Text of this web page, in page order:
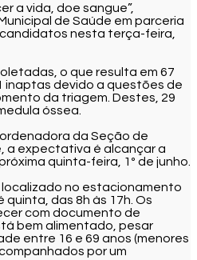
a vida, doe sangue”,
de Saúde em parceria
nesta terça-feira,
o que resulta em 67
inaptas devido a questões de
da triagem. Destes, 29
óssea.
da Seção de
a expectativa é alcançar a
quinta-feira, 1º de junho.
no estacionamento
das 8h às 17h. Os
com documento de
bem alimentado, pesar
entre 16 e 69 anos (menores
por um